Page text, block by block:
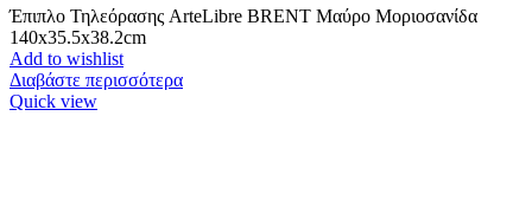
Έπιπλο Τηλεόρασης ArteLibre BRENT Μαύρο Μοριοσανίδα
140x35.5x38.2cm
Add to wishlist
Διαβάστε περισσότερα
Quick view